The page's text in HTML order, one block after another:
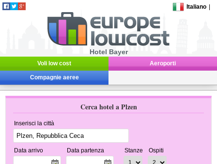
Italiano
Hotel Bayer
Voli low cost Aeroporti
Compagnie aeree
Cerca hotel a Plzen
Inserisci la città
Data arrivo Data partenza Stanze Ospiti